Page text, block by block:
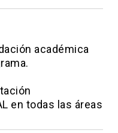
académica
en todas las áreas